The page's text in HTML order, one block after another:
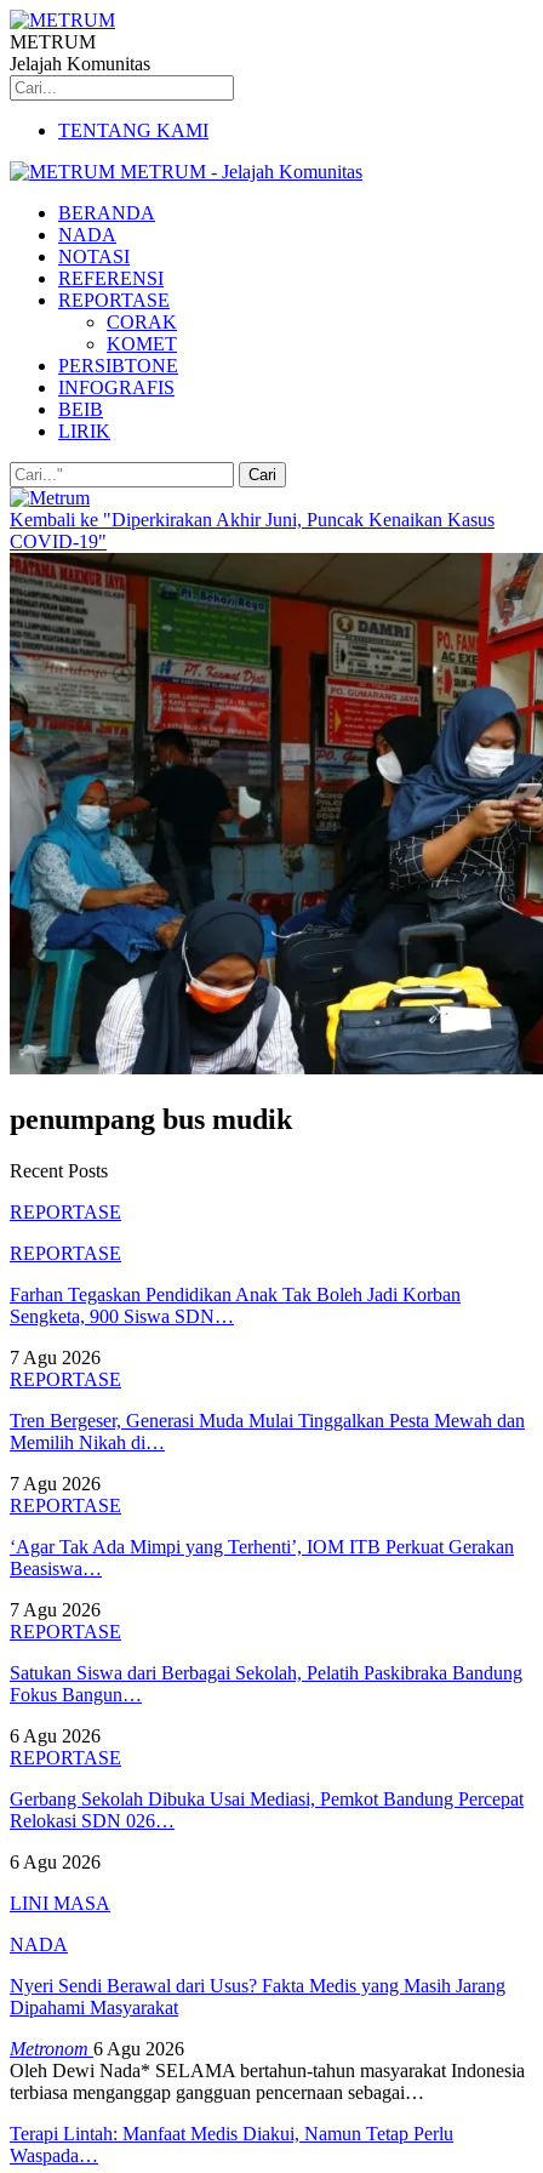
METRUM
Jelajah Komunitas
TENTANG KAMI
METRUM - Jelajah Komunitas
BERANDA
NADA
NOTASI
REFERENSI
REPORTASE
CORAK
KOMET
PERSIBTONE
INFOGRAFIS
BEIB
LIRIK
Kembali ke "Diperkirakan Akhir Juni, Puncak Kenaikan Kasus
COVID-19"
penumpang bus mudik
Recent Posts
REPORTASE
REPORTASE
Farhan Tegaskan Pendidikan Anak Tak Boleh Jadi Korban
Sengketa, 900 Siswa SDN…
7 Agu 2026
REPORTASE
Tren Bergeser, Generasi Muda Mulai Tinggalkan Pesta Mewah dan
Memilih Nikah di…
7 Agu 2026
REPORTASE
‘Agar Tak Ada Mimpi yang Terhenti’, IOM ITB Perkuat Gerakan
Beasiswa…
7 Agu 2026
REPORTASE
Satukan Siswa dari Berbagai Sekolah, Pelatih Paskibraka Bandung
Fokus Bangun…
6 Agu 2026
REPORTASE
Gerbang Sekolah Dibuka Usai Mediasi, Pemkot Bandung Percepat
Relokasi SDN 026…
6 Agu 2026
LINI MASA
NADA
Nyeri Sendi Berawal dari Usus? Fakta Medis yang Masih Jarang
Dipahami Masyarakat
Metronom 6 Agu 2026
Oleh Dewi Nada* SELAMA bertahun-tahun masyarakat Indonesia
terbiasa menganggap gangguan pencernaan sebagai…
Terapi Lintah: Manfaat Medis Diakui, Namun Tetap Perlu
Waspada…